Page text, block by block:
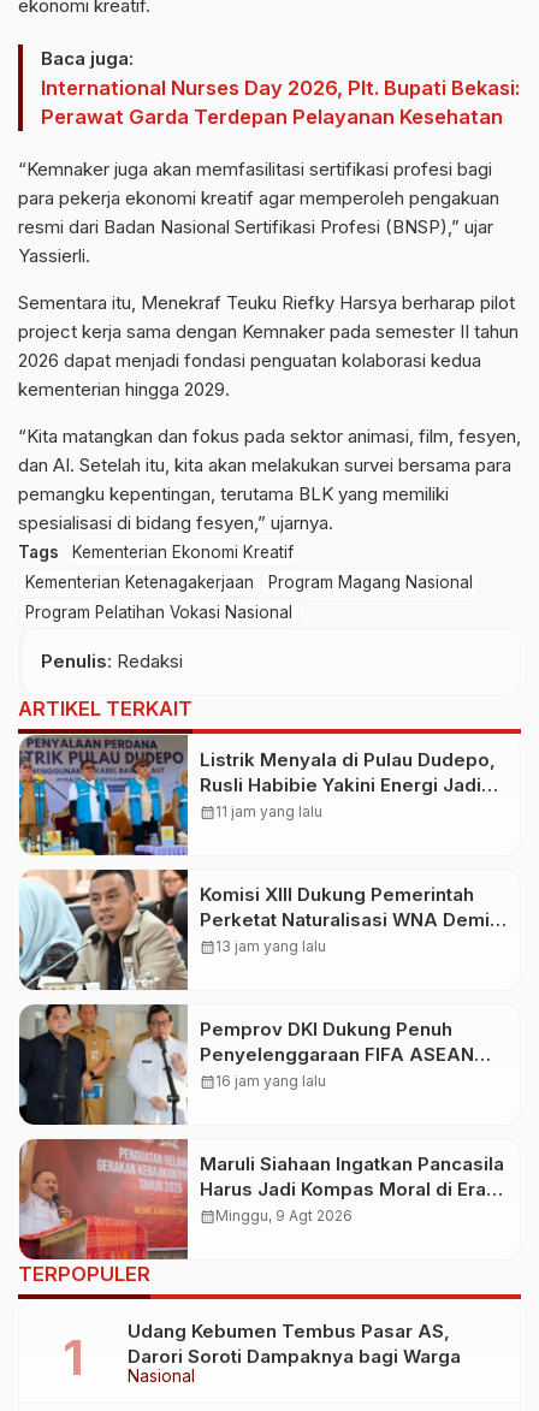
ekonomi kreatif.
Baca juga:
International Nurses Day 2026, Plt. Bupati Bekasi:
Perawat Garda Terdepan Pelayanan Kesehatan
“Kemnaker juga akan memfasilitasi sertifikasi profesi bagi
para pekerja ekonomi kreatif agar memperoleh pengakuan
resmi dari Badan Nasional Sertifikasi Profesi (BNSP),” ujar
Yassierli.
Sementara itu, Menekraf Teuku Riefky Harsya berharap pilot
project kerja sama dengan Kemnaker pada semester II tahun
2026 dapat menjadi fondasi penguatan kolaborasi kedua
kementerian hingga 2029.
“Kita matangkan dan fokus pada sektor animasi, film, fesyen,
dan AI. Setelah itu, kita akan melakukan survei bersama para
pemangku kepentingan, terutama BLK yang memiliki
spesialisasi di bidang fesyen,” ujarnya.
Tags
Kementerian Ekonomi Kreatif
Kementerian Ketenagakerjaan
Program Magang Nasional
Program Pelatihan Vokasi Nasional
Penulis: Redaksi
ARTIKEL TERKAIT
Listrik Menyala di Pulau Dudepo,
Rusli Habibie Yakini Energi Jadi
Penggerak Kesejahteraan
calendar_month11 jam yang lalu
Komisi XIII Dukung Pemerintah
Perketat Naturalisasi WNA Demi
Lindungi Aset Nasional
calendar_month13 jam yang lalu
Pemprov DKI Dukung Penuh
Penyelenggaraan FIFA ASEAN
Cup 2026 di Jakarta
calendar_month16 jam yang lalu
Maruli Siahaan Ingatkan Pancasila
Harus Jadi Kompas Moral di Era
Digital
calendar_monthMinggu, 9 Agt 2026
TERPOPULER
Nasional
Udang Kebumen Tembus Pasar AS,
Darori Soroti Dampaknya bagi Warga